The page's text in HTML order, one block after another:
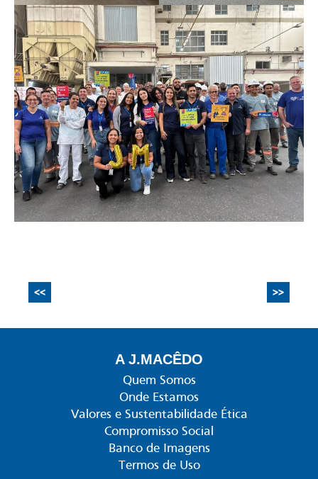
<< >>
A J.MACÊDO
Quem Somos
Onde Estamos
Valores e Sustentabilidade Ética
Compromisso Social
Banco de Imagens
Termos de Uso